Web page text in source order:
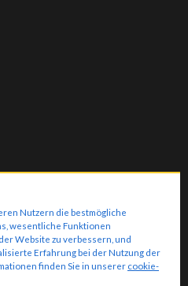
Human Trafficking Statement
Allgemeine GeschäftsbedingungenPrivacy
Nutzern die bestmögliche
wesentliche Funktionen
Website zu verbessern, und
Erfahrung bei der Nutzung der
finden Sie in unserer cookie-